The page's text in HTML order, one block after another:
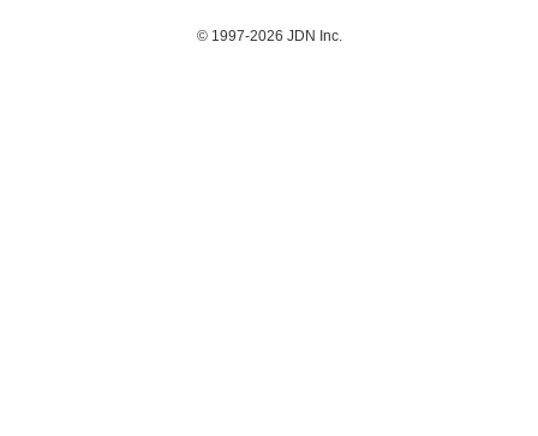
© 1997-2026 JDN Inc.